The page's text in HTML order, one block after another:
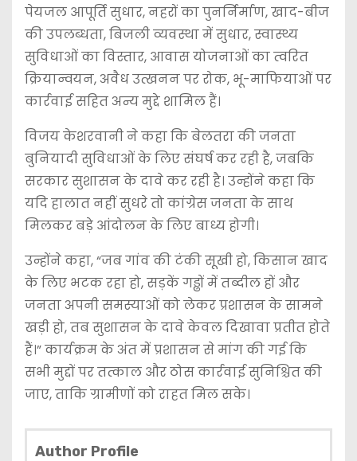
पेयजल आपूर्ति सुधार, नहरों का पुनर्निर्माण, खाद-बीज
की उपलब्धता, बिजली व्यवस्था में सुधार, स्वास्थ्य
सुविधाओं का विस्तार, आवास योजनाओं का त्वरित
क्रियान्वयन, अवैध उत्खनन पर रोक, भू-माफियाओं पर
कार्रवाई सहित अन्य मुद्दे शामिल हैं।
विजय केशरवानी ने कहा कि बेलतरा की जनता
बुनियादी सुविधाओं के लिए संघर्ष कर रही है, जबकि
सरकार सुशासन के दावे कर रही है। उन्होंने कहा कि
यदि हालात नहीं सुधरे तो कांग्रेस जनता के साथ
मिलकर बड़े आंदोलन के लिए बाध्य होगी।
उन्होंने कहा, “जब गांव की टंकी सूखी हो, किसान खाद
के लिए भटक रहा हो, सड़कें गड्ढों में तब्दील हों और
जनता अपनी समस्याओं को लेकर प्रशासन के सामने
खड़ी हो, तब सुशासन के दावे केवल दिखावा प्रतीत होते
हैं।” कार्यक्रम के अंत में प्रशासन से मांग की गई कि
सभी मुद्दों पर तत्काल और ठोस कार्रवाई सुनिश्चित की
जाए, ताकि ग्रामीणों को राहत मिल सके।
Author Profile